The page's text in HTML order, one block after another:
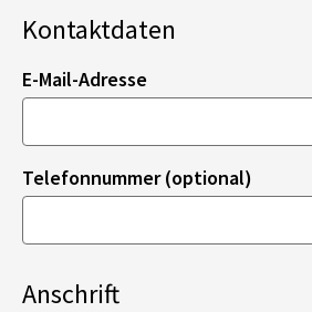
Kontaktdaten
E-Mail-Adresse
Telefonnummer (optional)
Anschrift